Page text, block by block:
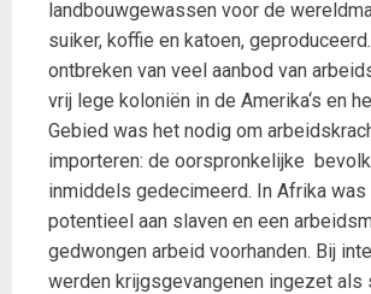
landbouwgewassen voor de
suiker, koffie en katoen,
ontbreken van veel aanbod van
vrij lege koloniën in de Amerika‘s en
Gebied was het nodig om
importeren: de oorspronkelijke
inmiddels gedecimeerd. In Afrika was
potentieel aan slaven en een
gedwongen arbeid voorhanden. Bij
werden krijgsgevangenen ingezet als